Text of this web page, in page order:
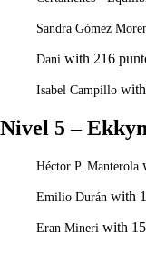
Sandra Gómez
Dani with 216
Isabel Campillo
Nivel 5 –
Héctor P. Manterola
Emilio Durán with
Eran Mineri with